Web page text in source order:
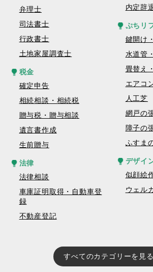
弁理士
司法書士
行政書士
土地家屋調査士
税金
確定申告
相続相談・相続税
贈与税・贈与相談
遺言書作成
生前贈与
法律
法律相談
車庫証明取得・自動車登
録
不動産登記
内定辞
ぷちリ
鍵開け
水道管
畳替え
エアコ
人工芝
網戸の
障子の
ふすま
デザイ
似顔絵
ウェル
すべてのカテゴリーを見る